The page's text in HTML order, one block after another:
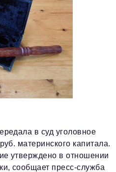
в суд уголовное
материнского капитала.
утверждено в отношении
сообщает пресс-служба